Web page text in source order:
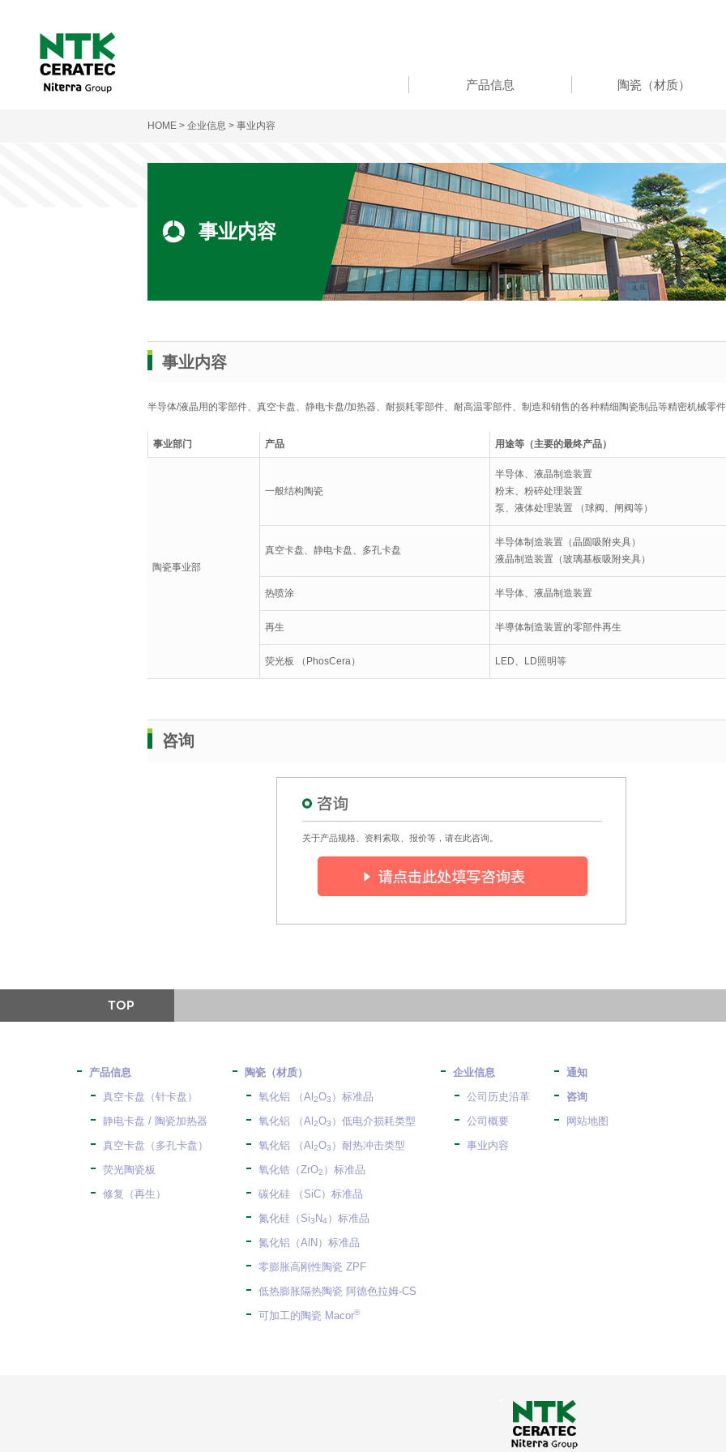
产品信息 陶瓷（材质）
HOME > 企业信息 > 事业内容
事业内容
事业内容
半导体/液晶用的零部件、真空卡盘、静电卡盘/加热器、耐损耗零部件、耐高温零部件、制造和销售的各种精细陶瓷制品等精密机械零件
事业部门 产品 用途等（主要的最终产品）
陶瓷事业部
一般结构陶瓷
半导体、液晶制造装置
粉末、粉碎处理装置
泵、液体处理装置 （球阀、闸阀等）
真空卡盘、静电卡盘、多孔卡盘
半导体制造装置（晶圆吸附夹具）
液晶制造装置（玻璃基板吸附夹具）
热喷涂 半导体、液晶制造装置
再生 半導体制造装置的零部件再生
荧光板 （PhosCera） LED、LD照明等
咨询
关于产品规格、资料索取、报价等，请在此咨询。
产品信息
真空卡盘（针卡盘）
静电卡盘 / 陶瓷加热器
真空卡盘（多孔卡盘）
荧光陶瓷板
修复（再生）
陶瓷（材质）
氧化铝 （Al 2O3 ）标准品
氧化铝 （Al 2O3 ）低电介损耗类型
氧化铝 （Al 2O3 ）耐热冲击类型
氧化锆（ZrO2 ）标准品
碳化硅 （SiC）标准品
氮化硅（Si3 N4 ）标准品
氮化铝（AlN）标准品
零膨胀高刚性陶瓷 ZPF
低热膨胀隔热陶瓷 阿德色拉姆-CS
可加工的陶瓷 Macor®
企业信息
公司历史沿革
公司概要
事业内容
通知
咨询
网站地图